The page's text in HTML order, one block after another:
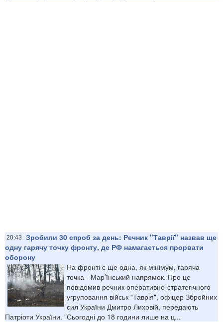
20:43
Зробили 30 спроб за день: Речник "Таврії" назвав ще
одну гарячу точку фронту, де РФ намагається прорвати
оборону
На фронті є ще одна, як мінімум, гаряча
точка - Мар’їнський напрямок. Про це
повідомив речник оперативно-стратегічного
угруповання військ "Таврія", офіцер Збройних
сил України Дмитро Лиховій, передають
Патріоти України. "Сьогодні до 18 години лише на ц...